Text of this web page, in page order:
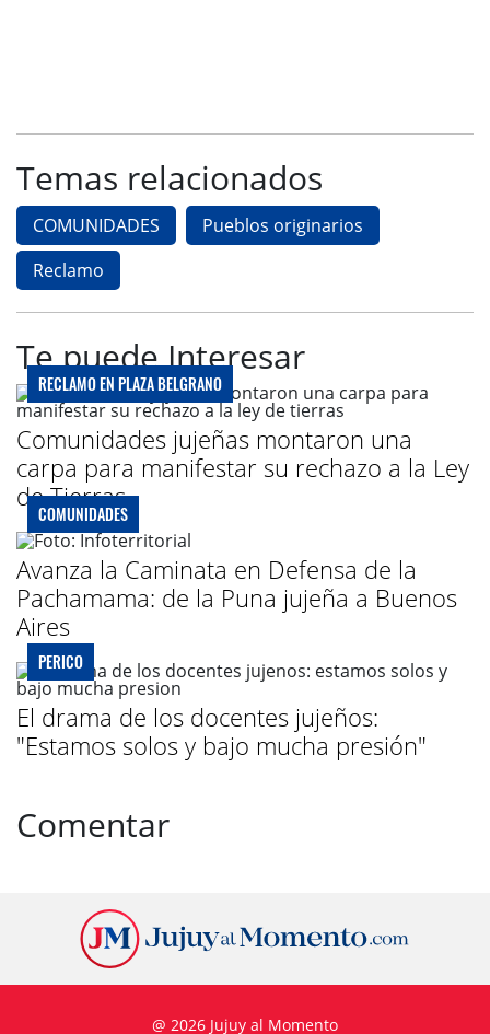
Temas relacionados
COMUNIDADES
Pueblos originarios
Reclamo
Te puede Interesar
RECLAMO EN PLAZA BELGRANO
Comunidades jujeñas montaron una
carpa para manifestar su rechazo a la Ley
de Tierras
COMUNIDADES
Avanza la Caminata en Defensa de la
Pachamama: de la Puna jujeña a Buenos
Aires
PERICO
El drama de los docentes jujeños:
"Estamos solos y bajo mucha presión"
Comentar
@ 2026 Jujuy al Momento